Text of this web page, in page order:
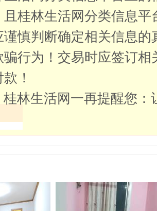
且桂林生活网分类信息
谨慎判断确定相关信息
骗行为！交易时应签订
！
桂林生活网一再提醒您